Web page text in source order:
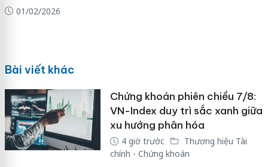
01/02/2026
Bài viết khác
Chứng khoán phiên chiều 7/8:
VN-Index duy trì sắc xanh giữa
xu hướng phân hóa
4 giờ trước
Thương hiệu Tài
chính - Chứng khoán